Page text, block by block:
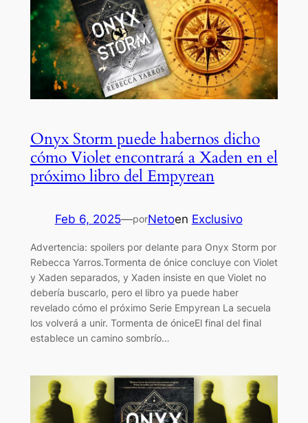
Onyx Storm puede habernos dicho
cómo Violet encontrará a Xaden en el
próximo libro del Empyrean
Feb 6, 2025—porNetoen Exclusivo
Advertencia: spoilers por delante para Onyx Storm por
Rebecca Yarros.Tormenta de ónice concluye con Violet
y Xaden separados, y Xaden insiste en que Violet no
debería buscarlo, pero el libro ya puede haber
revelado cómo el próximo Serie Empyrean La secuela
los volverá a unir. Tormenta de óniceEl final del final
establece un camino sombrío…